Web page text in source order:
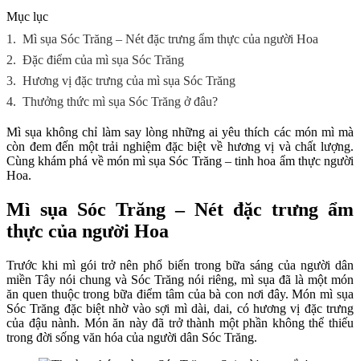
Mục lục
1. Mì sụa Sóc Trăng – Nét đặc trưng ẩm thực của người Hoa
2. Đặc điểm của mì sụa Sóc Trăng
3. Hương vị đặc trưng của mì sụa Sóc Trăng
4. Thưởng thức mì sụa Sóc Trăng ở đâu?
Mì sụa không chỉ làm say lòng những ai yêu thích các món mì mà
còn đem đến một trải nghiệm đặc biệt về hương vị và chất lượng.
Cùng khám phá về món mì sụa Sóc Trăng – tinh hoa ẩm thực người
Hoa.
Mì sụa Sóc Trăng – Nét đặc trưng ẩm
thực của người Hoa
Trước khi mì gói trở nên phổ biến trong bữa sáng của người dân
miền Tây nói chung và Sóc Trăng nói riêng, mì sụa đã là một món
ăn quen thuộc trong bữa điểm tâm của bà con nơi đây. Món mì sụa
Sóc Trăng đặc biệt nhờ vào sợi mì dài, dai, có hương vị đặc trưng
của đậu nành. Món ăn này đã trở thành một phần không thể thiếu
trong đời sống văn hóa của người dân Sóc Trăng.